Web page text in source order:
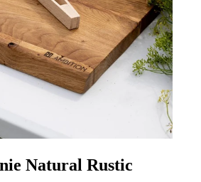
Natural Rustic